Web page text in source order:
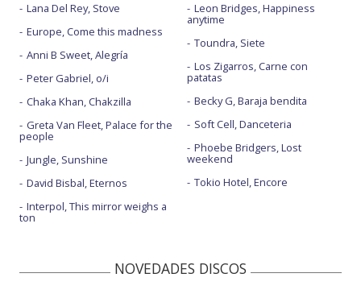
Lana Del Rey, Stove
Europe, Come this madness
Anni B Sweet, Alegría
Peter Gabriel, o/i
Chaka Khan, Chakzilla
Greta Van Fleet, Palace for the
people
Jungle, Sunshine
David Bisbal, Eternos
Interpol, This mirror weighs a
ton
Leon Bridges, Happiness
anytime
Toundra, Siete
Los Zigarros, Carne con
patatas
Becky G, Baraja bendita
Soft Cell, Danceteria
Phoebe Bridgers, Lost
weekend
Tokio Hotel, Encore
NOVEDADES DISCOS